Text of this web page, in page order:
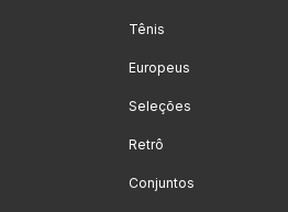
Tênis
Europeus
Seleções
Retrô
Conjuntos